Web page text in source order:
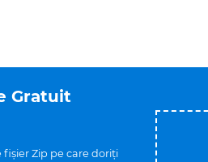
Gratuit
fișier Zip pe care doriți